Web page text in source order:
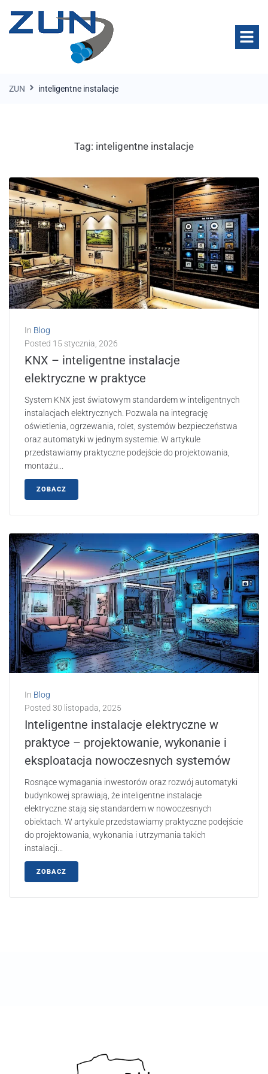
ZUN inteligentne instalacje
Tag: inteligentne instalacje
In Blog
Posted 15 stycznia, 2026
KNX – inteligentne instalacje
elektryczne w praktyce
System KNX jest światowym standardem w inteligentnych
instalacjach elektrycznych. Pozwala na integrację
oświetlenia, ogrzewania, rolet, systemów bezpieczeństwa
oraz automatyki w jednym systemie. W artykule
przedstawiamy praktyczne podejście do projektowania,
montażu...
ZOBACZ
In Blog
Posted 30 listopada, 2025
Inteligentne instalacje elektryczne w
praktyce – projektowanie, wykonanie i
eksploatacja nowoczesnych systemów
Rosnące wymagania inwestorów oraz rozwój automatyki
budynkowej sprawiają, że inteligentne instalacje
elektryczne stają się standardem w nowoczesnych
obiektach. W artykule przedstawiamy praktyczne podejście
do projektowania, wykonania i utrzymania takich
instalacji...
ZOBACZ